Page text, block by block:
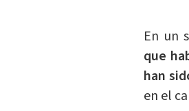
En un
que
han
en el